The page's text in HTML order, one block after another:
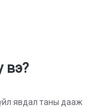
вэ?
явдал таны дааж